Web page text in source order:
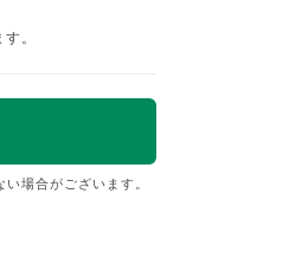
。
場合がございます。